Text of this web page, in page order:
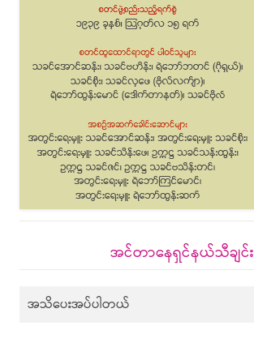
အင်တာနေရှင်နယ်သီချင်း
အသိပေးအပ်ပါတယ်